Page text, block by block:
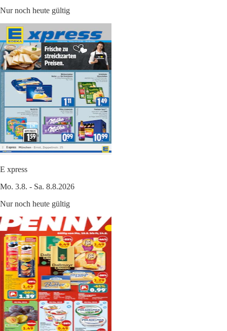
Nur noch heute gültig
E xpress
Mo. 3.8. - Sa. 8.8.2026
Nur noch heute gültig